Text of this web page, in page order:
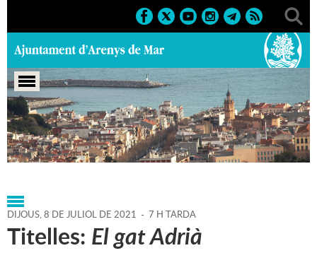
Portada > Agenda > 08-07-
2021 > Marcs > Culturals > 2021 > Sant Zenon
DIJOUS,8 DE JULIOL DE 2021 - 7 H TARDA
Titelles: El gat Adrià